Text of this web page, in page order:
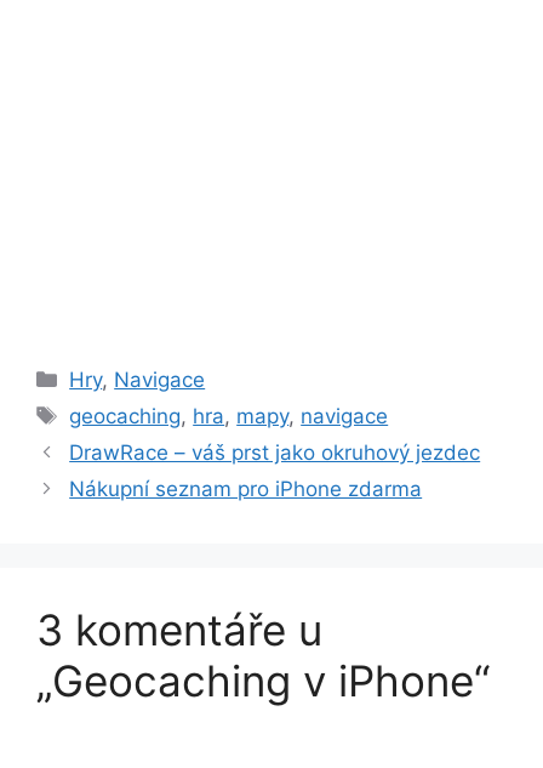
Rubriky
Hry, Navigace
Štítky
geocaching, hra, mapy, navigace
DrawRace – váš prst jako okruhový jezdec
Nákupní seznam pro iPhone zdarma
3 komentáře u
„Geocaching v iPhone“